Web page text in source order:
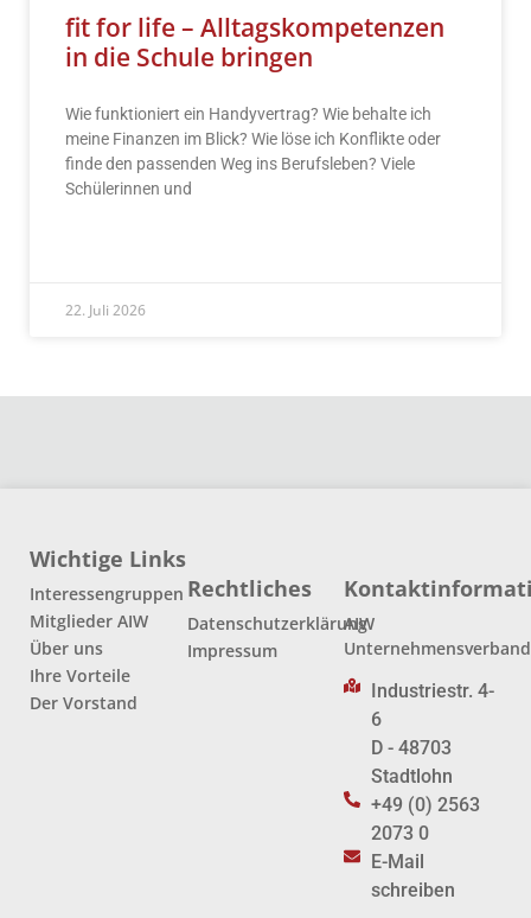
fit for life – Alltagskompetenzen
in die Schule bringen
Wie funktioniert ein Handyvertrag? Wie behalte ich
meine Finanzen im Blick? Wie löse ich Konflikte oder
finde den passenden Weg ins Berufsleben? Viele
Schülerinnen und
22. Juli 2026
Wichtige Links
Interessengruppen
Mitglieder AIW
Über uns
Ihre Vorteile
Der Vorstand
Rechtliches
Datenschutzerklärung
Impressum
AIW
Unternehmensverband
Industriestr. 4-
6
D - 48703
Stadtlohn
+49 (0) 2563
2073 0
E-Mail
schreiben